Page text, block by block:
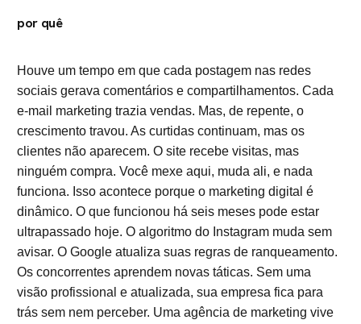
por quê
Houve um tempo em que cada postagem nas redes
sociais gerava comentários e compartilhamentos. Cada
e-mail marketing trazia vendas. Mas, de repente, o
crescimento travou. As curtidas continuam, mas os
clientes não aparecem. O site recebe visitas, mas
ninguém compra. Você mexe aqui, muda ali, e nada
funciona. Isso acontece porque o marketing digital é
dinâmico. O que funcionou há seis meses pode estar
ultrapassado hoje. O algoritmo do Instagram muda sem
avisar. O Google atualiza suas regras de ranqueamento.
Os concorrentes aprendem novas táticas. Sem uma
visão profissional e atualizada, sua empresa fica para
trás sem nem perceber. Uma agência de marketing vive